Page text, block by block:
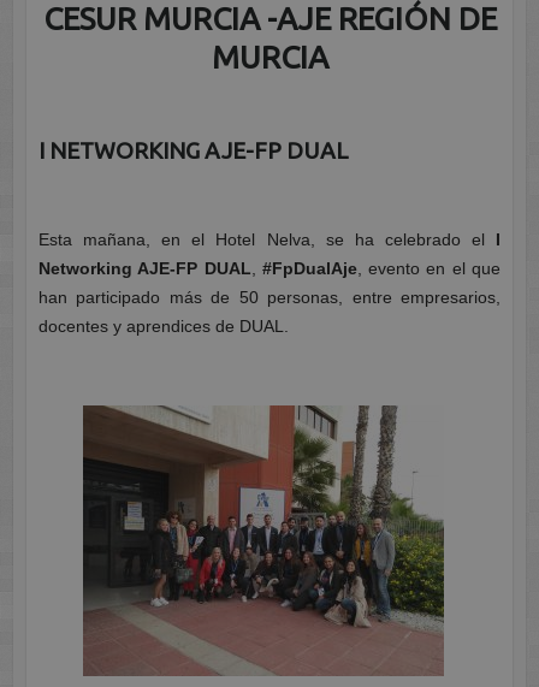
CESUR MURCIA -AJE REGIÓN DE
MURCIA
I NETWORKING AJE-FP DUAL
Esta mañana, en el Hotel Nelva, se ha celebrado el I
Networking AJE-FP DUAL, #FpDualAje, evento en el que
han participado más de 50 personas, entre empresarios,
docentes y aprendices de DUAL.